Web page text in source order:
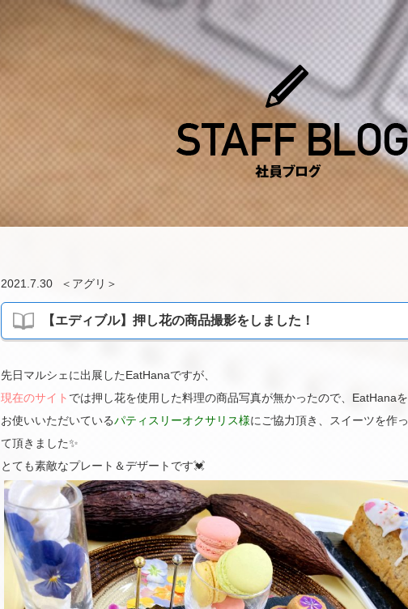
2021.7.30 ＜ アグリ ＞
【エディブル】押し花の商品撮影をしました！
先日マルシェに出展したEatHanaですが、
現在のサイト では押し花を使用した料理の商品写真が無かったので、EatHanaを
お使いいただいているパティスリーオクサリス様にご協力頂き、スイーツを作っ
て頂きました✨
とても素敵なプレート＆デザートです💓